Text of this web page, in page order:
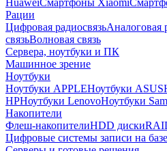
HuaweiСмартфоны Xiaomi
Рации
Цифровая радиосвязьАналоговая
связьВолновая связь
Сервера, ноутбуки и ПК
Машинное зрение
Ноутбуки
Ноутбуки APPLEНоутбуки ASUS
HPНоутбуки LenovoНоутбуки
Накопители
Флеш-накопителиHDD диски
Цифровые системы записи на